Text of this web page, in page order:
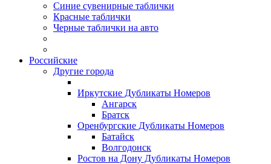
Синие сувенирные таблички
Красные таблички
Черные таблички на авто
Российские
Другие города
Иркутские Дубликаты Номеров
Ангарск
Братск
Оренбургские Дубликаты Номеров
Батайск
Волгодонск
Ростов на Дону Дубликаты Номеров